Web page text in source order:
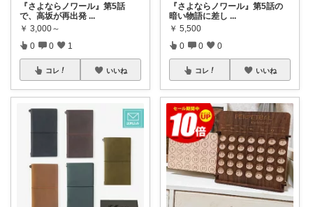
『さよならノワール』第5話
で、高坂が再出発 ...
￥ 3,000～
0 0 1
コレ いいね
『さよならノワール』第5話の
暗い物語に差し ...
￥ 5,500
0 0 0
コレ いいね